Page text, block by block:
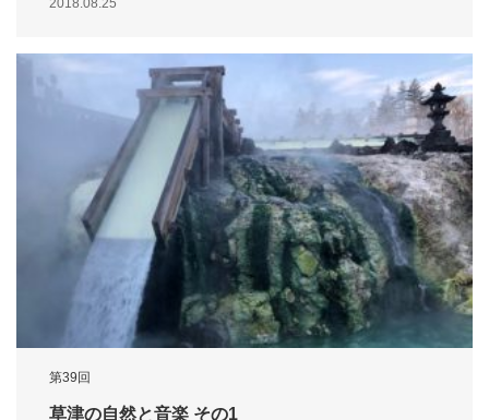
2018.08.25
第39回
草津の自然と音楽 その1